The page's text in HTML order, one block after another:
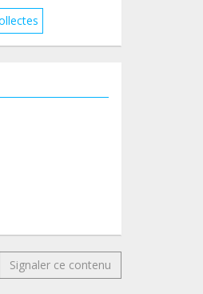
Signaler ce contenu